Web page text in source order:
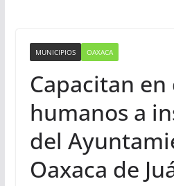
MUNICIPIOS OAXACA
Capacitan
humanos a
del
Oaxaca de